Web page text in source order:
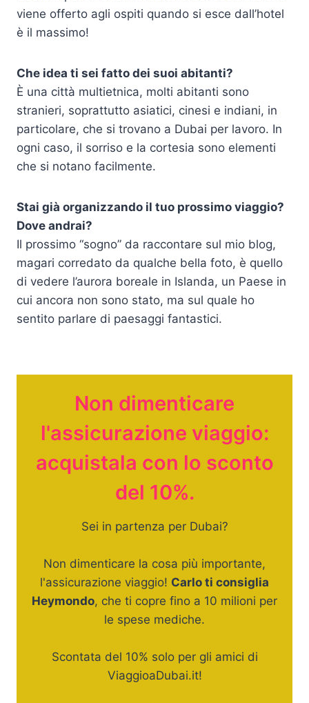
viene offerto agli ospiti quando si esce dall’hotel
è il massimo!
Che idea ti sei fatto dei suoi abitanti?
È una città multietnica, molti abitanti sono
stranieri, soprattutto asiatici, cinesi e indiani, in
particolare, che si trovano a Dubai per lavoro. In
ogni caso, il sorriso e la cortesia sono elementi
che si notano facilmente.
Stai già organizzando il tuo prossimo viaggio?
Dove andrai?
Il prossimo “sogno” da raccontare sul mio blog,
magari corredato da qualche bella foto, è quello
di vedere l’aurora boreale in Islanda, un Paese in
cui ancora non sono stato, ma sul quale ho
sentito parlare di paesaggi fantastici.
Non dimenticare
l'assicurazione viaggio:
acquistala con lo sconto
del 10%.
Sei in partenza per Dubai?
Non dimenticare la cosa più importante,
l'assicurazione viaggio! Carlo ti consiglia
Heymondo, che ti copre fino a 10 milioni per
le spese mediche.
Scontata del 10% solo per gli amici di
ViaggioaDubai.it!